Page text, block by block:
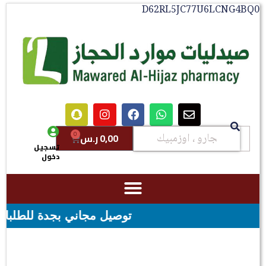
D62RL5JC77U6LCNG4BQ0
0,00ر.س 0
تسجيل
دخول
توصيل مجاني بجدة للطلبات فوق قيمه ال ١٠٠ ريال - شحن مجاني